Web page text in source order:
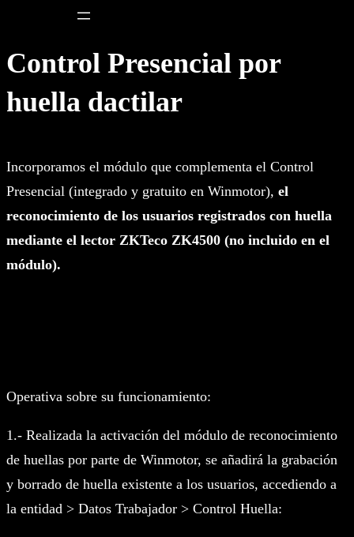
contenido
Control Presencial por
huella dactilar
Incorporamos el módulo que complementa el Control
Presencial (integrado y gratuito en Winmotor), el
reconocimiento de los usuarios registrados con huella
mediante el lector ZKTeco ZK4500 (no incluido en el
módulo).
Operativa sobre su funcionamiento:
1.- Realizada la activación del módulo de reconocimiento
de huellas por parte de Winmotor, se añadirá la grabación
y borrado de huella existente a los usuarios, accediendo a
la entidad > Datos Trabajador > Control Huella: